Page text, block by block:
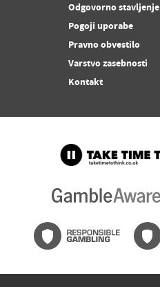
Odgovorno stavljenje
Pogoji uporabe
Pravno obvestilo
Varstvo zasebnosti
Kontakt